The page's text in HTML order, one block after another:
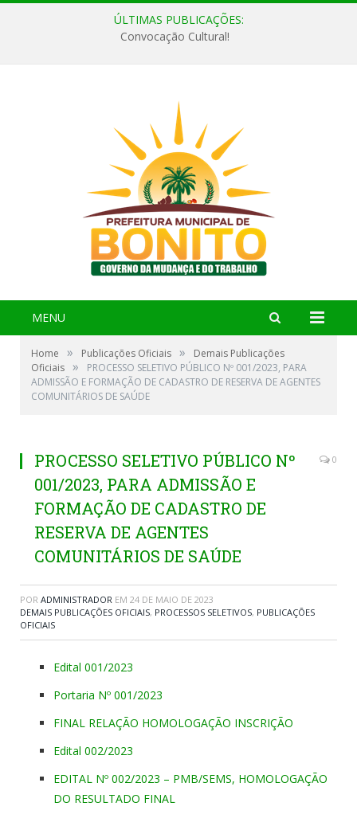
ÚLTIMAS PUBLICAÇÕES:
Convocação Cultural!
MENU
Home » Publicações Oficiais »
Demais Publicações
Oficiais »
PROCESSO SELETIVO PÚBLICO Nº 001/2023, PARA
ADMISSÃO E FORMAÇÃO DE CADASTRO DE RESERVA DE AGENTES
COMUNITÁRIOS DE SAÚDE
PROCESSO SELETIVO PÚBLICO Nº
001/2023, PARA ADMISSÃO E
FORMAÇÃO DE CADASTRO DE
RESERVA DE AGENTES
COMUNITÁRIOS DE SAÚDE
0
POR ADMINISTRADOR EM 24 DE MAIO DE 2023
DEMAIS PUBLICAÇÕES OFICIAIS, PROCESSOS SELETIVOS, PUBLICAÇÕES
OFICIAIS
Edital 001/2023
Portaria Nº 001/2023
FINAL RELAÇÃO HOMOLOGAÇÃO INSCRIÇÃO
Edital 002/2023
EDITAL Nº 002/2023 – PMB/SEMS, HOMOLOGAÇÃO
DO RESULTADO FINAL